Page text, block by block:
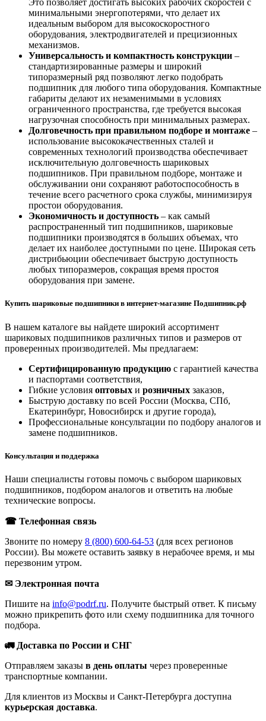
Это позволяет достигать высоких рабочих скоростей с
минимальными энергопотерями, что делает их
идеальным выбором для высокоскоростного
оборудования, электродвигателей и прецизионных
механизмов.
Универсальность и компактность конструкции –
стандартизированные размеры и широкий
типоразмерный ряд позволяют легко подобрать
подшипник для любого типа оборудования. Компактные
габариты делают их незаменимыми в условиях
ограниченного пространства, где требуется высокая
нагрузочная способность при минимальных размерах.
Долговечность при правильном подборе и монтаже –
использование высококачественных сталей и
современных технологий производства обеспечивает
исключительную долговечность шариковых
подшипников. При правильном подборе, монтаже и
обслуживании они сохраняют работоспособность в
течение всего расчетного срока службы, минимизируя
простои оборудования.
Экономичность и доступность – как самый
распространенный тип подшипников, шариковые
подшипники производятся в больших объемах, что
делает их наиболее доступными по цене. Широкая сеть
дистрибьюции обеспечивает быструю доступность
любых типоразмеров, сокращая время простоя
оборудования при замене.
Купить шариковые подшипники в интернет-магазине Подшипник.рф
В нашем каталоге вы найдете широкий ассортимент
шариковых подшипников различных типов и размеров от
проверенных производителей. Мы предлагаем:
Сертифицированную продукцию с гарантией качества
и паспортами соответствия,
Гибкие условия оптовых и розничных заказов,
Быструю доставку по всей России (Москва, СПб,
Екатеринбург, Новосибирск и другие города),
Профессиональные консультации по подбору аналогов и
замене подшипников.
Консультация и поддержка
Наши специалисты готовы помочь с выбором шариковых
подшипников, подбором аналогов и ответить на любые
технические вопросы.
☎ Телефонная связь
Звоните по номеру 8 (800) 600-64-53 (для всех регионов
России). Вы можете оставить заявку в нерабочее время, и мы
перезвоним утром.
✉ Электронная почта
Пишите на info@podrf.ru. Получите быстрый ответ. К письму
можно прикрепить фото или схему подшипника для точного
подбора.
🚛 Доставка по России и СНГ
Отправляем заказы в день оплаты через проверенные
транспортные компании.
Для клиентов из Москвы и Санкт-Петербурга доступна
курьерская доставка.